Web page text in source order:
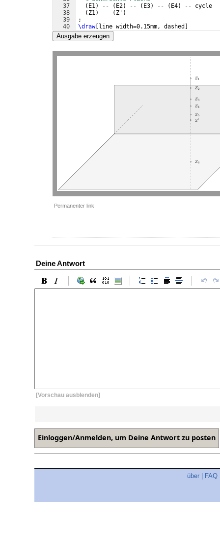
37
38
39
40
41
( E1) -- ( E2) -- ( E3) -- ( E4)
-- cycle
( Z1) -- ( Z' )
;
\draw[ line width=0.15mm, dashed
% Verlängerung Seiten
Ausgabe erzeugen
Permanenter link
Deine Antwort
[Vorschau ausblenden]
über FAQ